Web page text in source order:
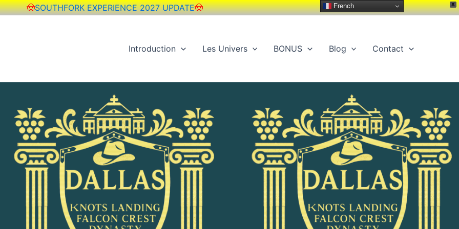
X
🤠SOUTHFORK EXPERIENCE 2027 UPDATE🤠
Introduction Les Univers BONUS Blog Contact
French